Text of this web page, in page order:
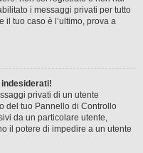
i messaggi privati per tutto
il tuo caso è l’ultimo, prova a
privati ​​di un utente
del tuo Pannello di Controllo
da un particolare utente,
il potere di impedire a un utente